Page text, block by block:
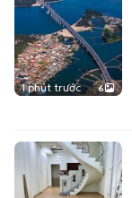
1 phút trước 6